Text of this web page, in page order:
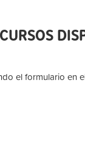
el formulario en